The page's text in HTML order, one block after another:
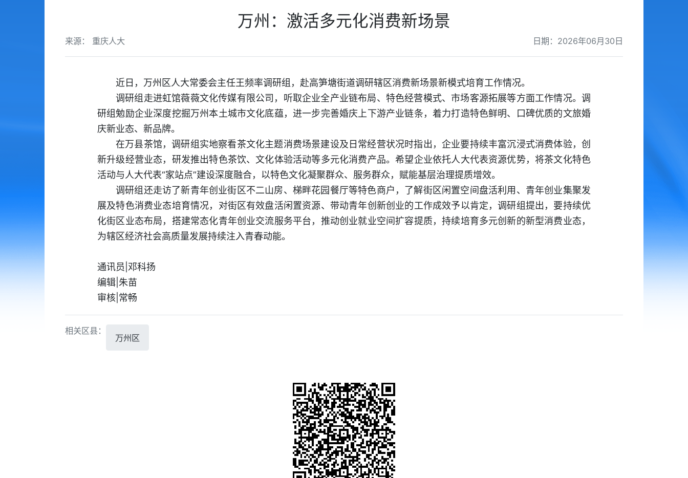
万州：激活多元化消费新场景
日期：2026年06月30日
来源： 重庆人大
近日，万州区人大常委会主任王频率调研组，赴高笋塘街道调研辖区消费新场景新模式培育工作情况。
调研组走进虹馆薇薇文化传媒有限公司，听取企业全产业链布局、特色经营模式、市场客源拓展等方面工作情况。调
研组勉励企业深度挖掘万州本土城市文化底蕴，进一步完善婚庆上下游产业链条，着力打造特色鲜明、口碑优质的文旅婚
庆新业态、新品牌。
在万县茶馆，调研组实地察看茶文化主题消费场景建设及日常经营状况时指出，企业要持续丰富沉浸式消费体验，创
新升级经营业态，研发推出特色茶饮、文化体验活动等多元化消费产品。希望企业依托人大代表资源优势，将茶文化特色
活动与人大代表“家站点”建设深度融合，以特色文化凝聚群众、服务群众，赋能基层治理提质增效。
调研组还走访了新青年创业街区不二山房、梯畔花园餐厅等特色商户，了解街区闲置空间盘活利用、青年创业集聚发
展及特色消费业态培育情况，对街区有效盘活闲置资源、带动青年创新创业的工作成效予以肯定，调研组提出，要持续优
化街区业态布局，搭建常态化青年创业交流服务平台，推动创业就业空间扩容提质，持续培育多元创新的新型消费业态，
为辖区经济社会高质量发展持续注入青春动能。
通讯员|邓科扬
编辑|朱苗
审核|常畅
相关区县：
万州区